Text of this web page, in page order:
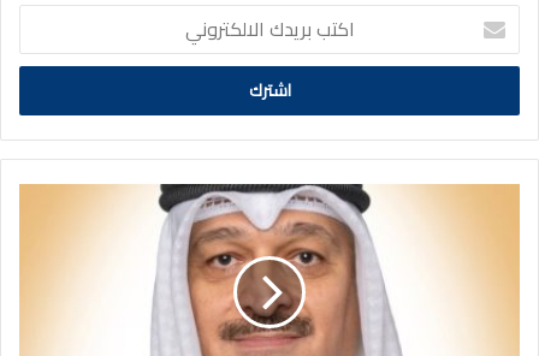
اكتب
بريدك
الالكتروني